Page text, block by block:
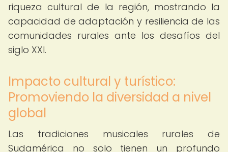
riqueza cultural de la región, mostrando la
capacidad de adaptación y resiliencia de las
comunidades rurales ante los desafíos del
siglo XXI.
Impacto cultural y turístico:
Promoviendo la diversidad a nivel
global
Las tradiciones musicales rurales de
Sudamérica no solo tienen un profundo